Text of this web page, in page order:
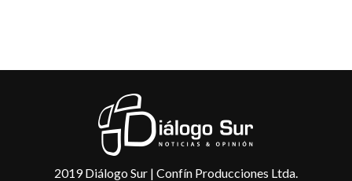
2019 Diálogo Sur | Confín Producciones Ltda.